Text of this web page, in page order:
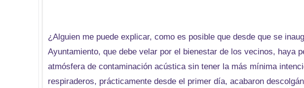
¿Alguien me puede explicar, como es posible que desde que se
Ayuntamiento, que debe velar por el bienestar de los vecinos, haya
atmósfera de contaminación acústica sin tener la más mínima
respiraderos, prácticamente desde el primer día, acabaron